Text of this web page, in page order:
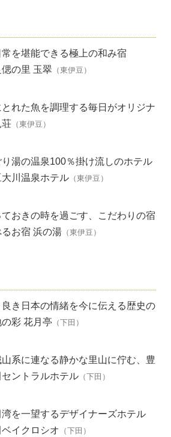
を堪能できる極上の和み宿
の里 玉翠 （東伊豆）
れた魚を調理する毎日がオリジナ
理
荘 （東伊豆）
り湯の温泉100％掛け流しのホテル
川温泉ホテル （東伊豆）
ておきの時を過ごす、こだわりの宿
お宿 浜の湯 （東伊豆）
き日本の情緒を今に伝える歴史の
道
の彩 花月亭 （下田）
山系に連なる静かな里山に佇む、豊
量を誇る温泉宿
ントラルホテル （下田）
を一望するデザイナーズホテル
イクロシオ （下田）